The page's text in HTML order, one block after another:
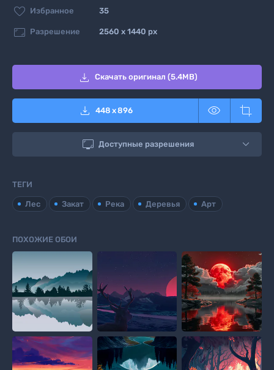
 Избранное 35
 Разрешение 2560 x 1440 px
 Скачать оригинал (5.4MB)
 448 x896  
 Доступные разрешения
ТЕГИ
Лес Закат Река Деревья Арт
ПОХОЖИЕ ОБОИ